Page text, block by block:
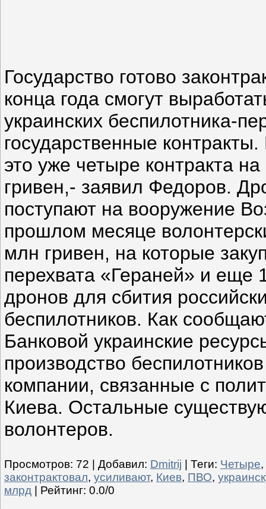
Государство готово
конца года смогут
украинских беспилотника-
государственные
это уже четыре контракта
гривен,- заявил Федоров.
поступают на вооружение
прошлом месяце
млн гривен, на которые
перехвата «Гераней» и еще
дронов для сбития
беспилотников. Как
Банковой украинские
производство
компании, связанные с
Киева. Остальные
волонтеров.
Просмотров: 72 Добавил: Dmitrij Теги: Четыре,
законтрактовал, усиливают, Киев, ПВО,
млрд
Рейтинг: 0.0/0